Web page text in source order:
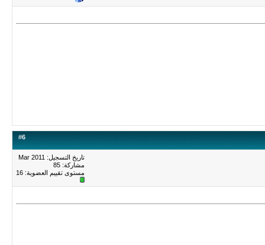
#6
تاريخ التسجيل: Mar 2011
مشاركة: 85
مستوى تقييم العضوية: 16